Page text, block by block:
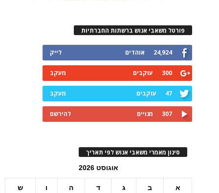
פורטל משאבי אנוש ברשתות החברתיות
24,924 אוהדים לייק
300 עוקבים מעקב
47 עוקבים מעקב
307 מנויים להירשם
סינון מאמרי משאבי אנוש לפי תאריך
אוגוסט 2026
א ב ג ד ה ו ש